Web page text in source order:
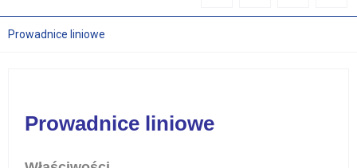
Prowadnice liniowe
Prowadnice liniowe